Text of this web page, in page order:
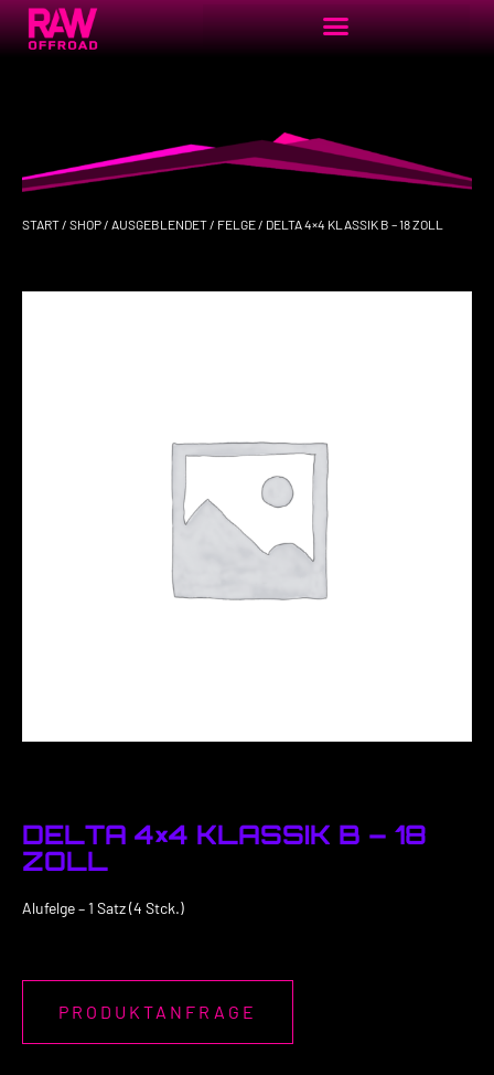
START / SHOP / AUSGEBLENDET / FELGE / DELTA 4×4 KLASSIK B – 18 ZOLL
DELTA 4×4 KLASSIK B – 18
ZOLL
Alufelge – 1 Satz (4 Stck.)
PRODUKTANFRAGE